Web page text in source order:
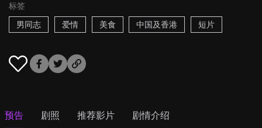
标签
男同志
爱情 美食 中国及香港 短片
预告 剧照 推荐影片 剧情介绍